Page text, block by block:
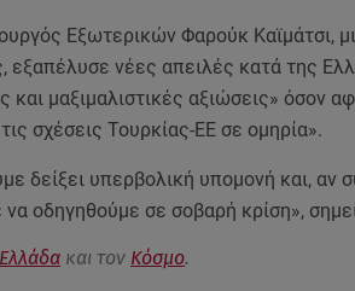
Εξωτερικών Φαρούκ Καϊμάτσι,
εξαπέλυσε νέες απειλές κατά της
και μαξιμαλιστικές αξιώσεις» όσον
σχέσεις Τουρκίας-ΕΕ σε ομηρία».
δείξει υπερβολική υπομονή και, αν
οδηγηθούμε σε σοβαρή κρίση»,
Ελλάδακαι τον Κόσμο.